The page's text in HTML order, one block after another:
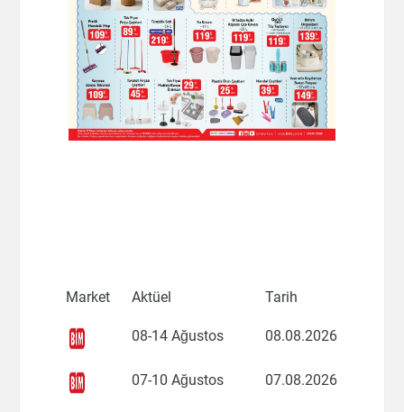
Market Aktüel Tarih
08-14 Ağustos 08.08.2026
07-10 Ağustos 07.08.2026